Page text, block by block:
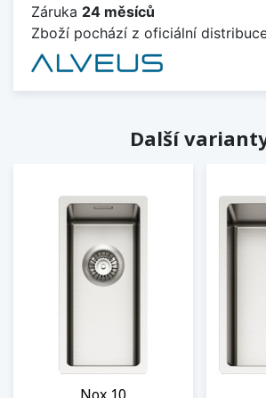
Záruka 24 měsíců
Zboží pochází z oficiální
Další